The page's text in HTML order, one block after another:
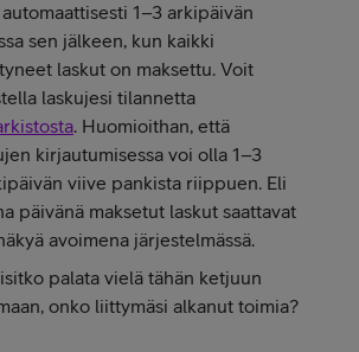
1–3 arkipäivän
sen jälkeen, kun kaikki
laskut on maksettu. Voit
laskujesi tilannetta
. Huomioithan, että
kirjautumisessa voi olla 1–3
viive pankista riippuen. Eli
päivänä maksetut laskut saattavat
avoimena järjestelmässä.
palata vielä tähän ketjuun
onko liittymäsi alkanut toimia?